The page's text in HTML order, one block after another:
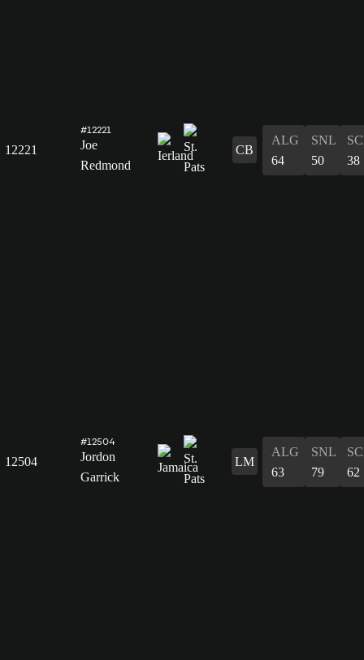
12221
#12221
Joe
Redmond
CB
ALG
64
SNL
50
38
12504
#12504
Jordon
Garrick
LM
ALG
63
SNL
79
62